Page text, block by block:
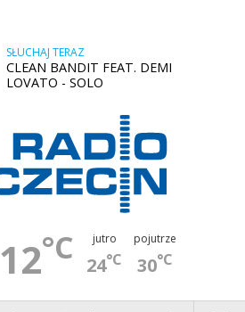
SŁUCHAJ TERAZ
CLEAN BANDIT FEAT. DEMI
LOVATO - SOLO
12°C jutro
24°C
pojutrze
30°C